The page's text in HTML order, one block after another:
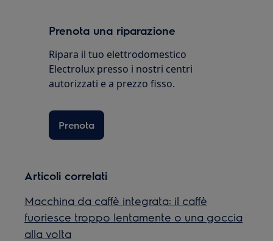
Prenota una riparazione
Ripara il tuo elettrodomestico
Electrolux presso i nostri centri
autorizzati e a prezzo fisso.
Prenota
Articoli correlati
Macchina da caffè integrata: il caffè
fuoriesce troppo lentamente o una goccia
alla volta